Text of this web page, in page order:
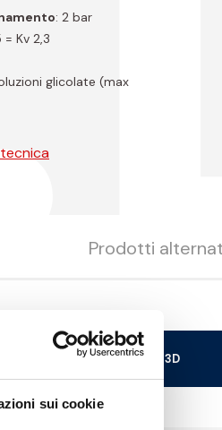
sui cookie
: 2 bar
Kv 2,3
glicolate (max
Prodotti
Scarica il file 3D